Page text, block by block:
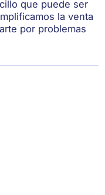
que puede ser
la venta
por problemas